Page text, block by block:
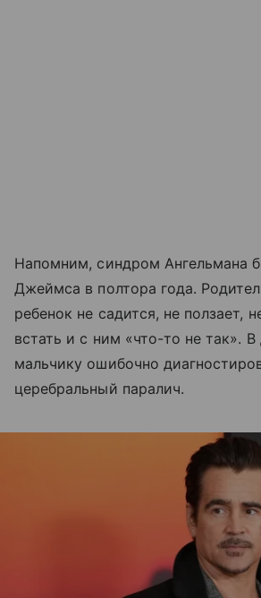
Напомним, синдром Ангельмана
Джеймса в полтора года.
ребенок не садится, не ползает,
встать и с ним «что-то не так». В
мальчику ошибочно
церебральный паралич.